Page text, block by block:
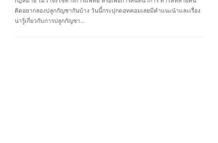
คิดอยากลองปลูกกัญชากันบ้าง วันนี้กระปุกดอทคอมเลยมีคำแนะนำและเรื่อง
น่ารู้เกี่ยวกับการปลูกกัญชา…